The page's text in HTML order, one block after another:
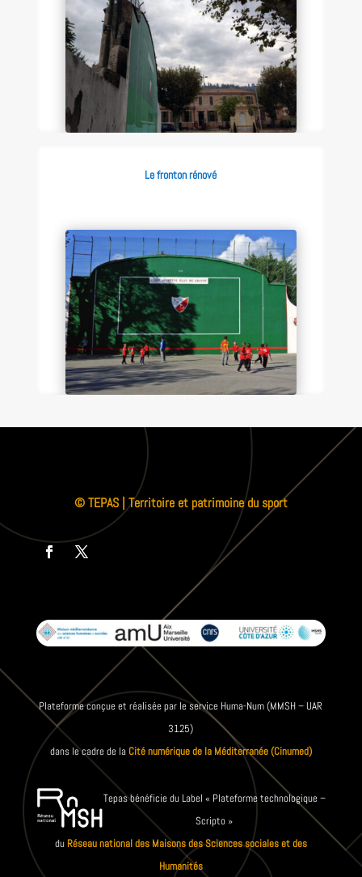
Le fronton rénové
© TEPAS | Territoire et patrimoine du sport
Plateforme conçue et réalisée par le service Huma-Num (MMSH – UAR
3125)
dans le cadre de la Cité numérique de la Méditerranée (Cinumed)
Tepas bénéficie du Label « Plateforme technologique –
Scripto »
du Réseau national des Maisons des Sciences sociales et des
Humanités